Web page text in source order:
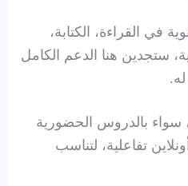
في القراءة، الكتابة،
ستجدين هنا الدعم الكامل
سواء بالدروس الحضورية
تفاعلية، لتناسب